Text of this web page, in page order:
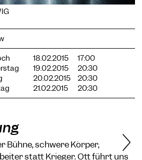
18.02.2015
17:00
19.02.2015
20:30
20.02.2015
20:30
21.02.2015 20:30
Bühne, schwere Körper,
statt Krieger. Ott führt uns
und Inhalte externer Anbieter auf
Cookies sind essenziell, damit
besuchen Sie unsere
weitere Informationen. Unten
Technologien Sie zulassen
akzeptieren Speichern